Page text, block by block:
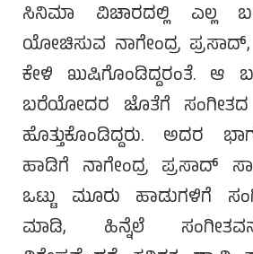
ಸಿನಿಮಾ ವಿಚಾರದಲ್ಲಿ ಎಲ್ಲ
ಯೋಚಿಸುವ ನಾಗೇಂದ್ರ
ಕೇಳಿ ಖುಷಿಗೊಂಡಿದ್ದರಂತೆ. ಆ
ಬರೆಯೋದರ ಜೊತೆಗೆ ಸಂಗೀತದ
ಹೊತ್ತುಕೊಂಡಿದ್ದರು. ಅದರ
ಹಾಡಿಗೆ ನಾಗೇಂದ್ರ ಪ್ರಸಾದ್
ಒಟ್ಟು ಮೂರು ಹಾಡುಗಳಿಗೆ
ಮಾಡಿ, ಹಿನ್ನೆಲೆ